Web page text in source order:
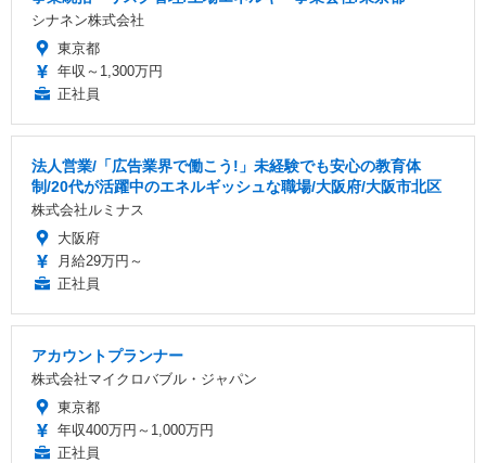
シナネン株式会社
東京都
年収～1,300万円
正社員
法人営業/「広告業界で働こう!」未経験でも安心の教育体
制/20代が活躍中のエネルギッシュな職場/大阪府/大阪市北区
株式会社ルミナス
大阪府
月給29万円～
正社員
アカウントプランナー
株式会社マイクロバブル・ジャパン
東京都
年収400万円～1,000万円
正社員